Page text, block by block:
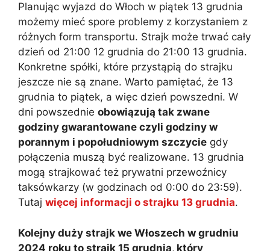
Planując wyjazd do Włoch w piątek 13 grudnia
możemy mieć spore problemy z korzystaniem z
różnych form transportu. Strajk może trwać cały
dzień od 21:00 12 grudnia do 21:00 13 grudnia.
Konkretne spółki, które przystąpią do strajku
jeszcze nie są znane. Warto pamiętać, że 13
grudnia to piątek, a więc dzień powszedni. W
dni powszednie obowiązują tak zwane
godziny gwarantowane czyli godziny w
porannym i popołudniowym szczycie gdy
połączenia muszą być realizowane. 13 grudnia
mogą strajkować też prywatni przewoźnicy
taksówkarzy (w godzinach od 0:00 do 23:59).
Tutaj więcej informacji o strajku 13 grudnia.
Kolejny duży strajk we Włoszech w grudniu
2024 roku to strajk 15 grudnia, który